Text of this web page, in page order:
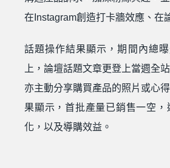
在Instagram創造打卡牆效應、在
話題操作結果顯示，期間內總
上，論壇話題文章更登上當週全
亦主動分享購買產品的照片或心
果顯示，首批產量已銷售一空，
化，以及導購效益。